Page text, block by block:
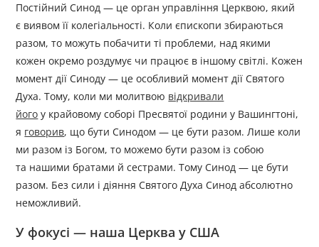
Постійний Синод — це орган управління Церквою, який
є виявом її колегіальності. Коли єпископи збираються
разом, то можуть побачити ті проблеми, над якими
кожен окремо роздумує чи працює в іншому світлі. Кожен
момент дії Синоду — це особливий момент дії Святого
Духа. Тому, коли ми молитвою відкривали
його у крайовому соборі Пресвятої родини у Вашингтоні,
я говорив, що бути Синодом — це бути разом. Лише коли
ми разом із Богом, то можемо бути разом із собою
та нашими братами й сестрами. Тому Синод — це бути
разом. Без сили і діяння Святого Духа Синод абсолютно
неможливий.
У фокусі — наша Церква у США